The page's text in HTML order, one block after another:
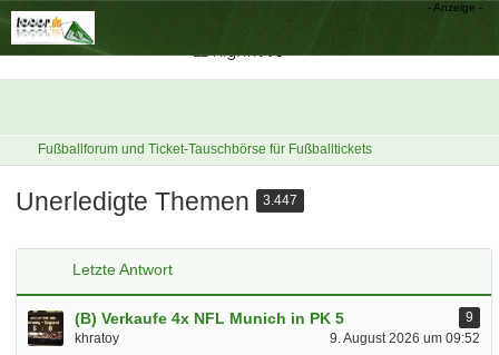
Fußballforum und Ticket-Tauschbörse für Fußballtickets
Unerledigte Themen 3.447
Letzte Antwort
(B) Verkaufe 4x NFL Munich in PK 5
9
khratoy
9. August 2026 um 09:52